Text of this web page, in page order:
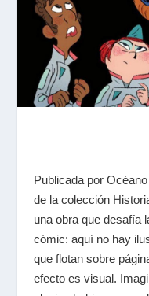
Publicada por
de la colección
una obra que desafía
cómic: aquí no hay
que flotan sobre
efecto es visual.